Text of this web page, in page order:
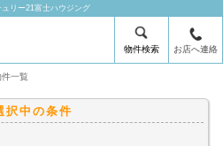
リー21富士ハウジング
物件検索 お店へ連絡
一覧
択中の条件